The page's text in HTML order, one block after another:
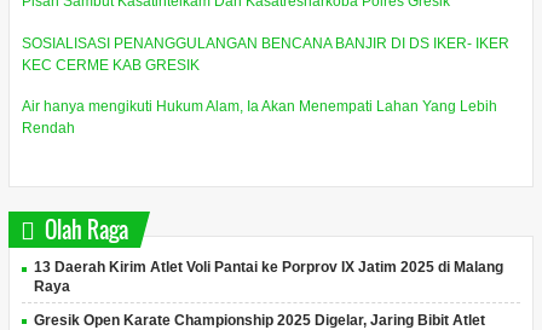
SOSIALISASI PENANGGULANGAN BENCANA BANJIR DI DS IKER- IKER
KEC CERME KAB GRESIK
Air hanya mengikuti Hukum Alam, Ia Akan Menempati Lahan Yang Lebih
Rendah
Olah Raga
13 Daerah Kirim Atlet Voli Pantai ke Porprov IX Jatim 2025 di Malang
Raya
Gresik Open Karate Championship 2025 Digelar, Jaring Bibit Atlet